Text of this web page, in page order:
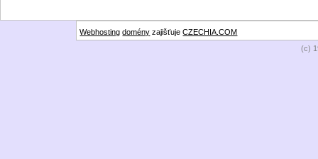
Webhosting domény zajišťujeCZECHIA.COM
(c)